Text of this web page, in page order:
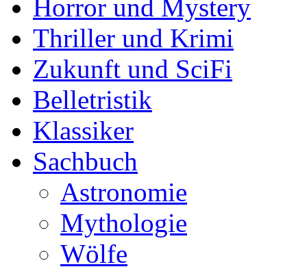
Horror und Mystery
Thriller und Krimi
Zukunft und SciFi
Belletristik
Klassiker
Sachbuch
Astronomie
Mythologie
Wölfe